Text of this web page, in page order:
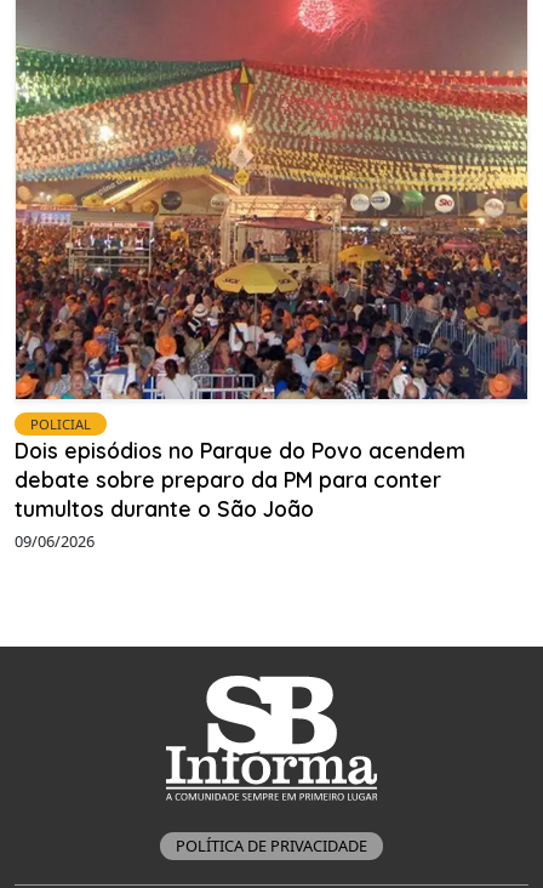
POLICIAL
Dois episódios no Parque do Povo acendem
debate sobre preparo da PM para conter
tumultos durante o São João
09/06/2026
POLÍTICA DE PRIVACIDADE